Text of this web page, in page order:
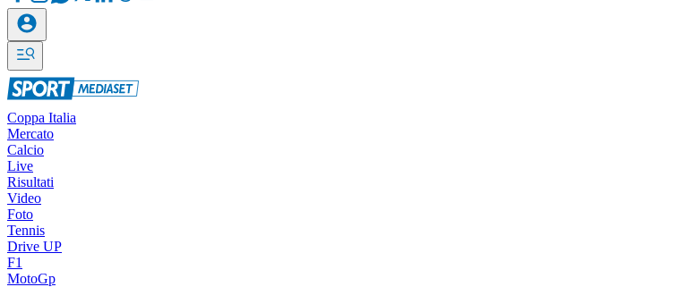
Coppa Italia
Mercato
Calcio
Live
Risultati
Video
Foto
Tennis
Drive UP
F1
MotoGp